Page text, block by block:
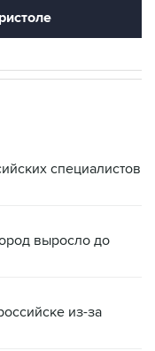
специалистов
выросло до
из-за